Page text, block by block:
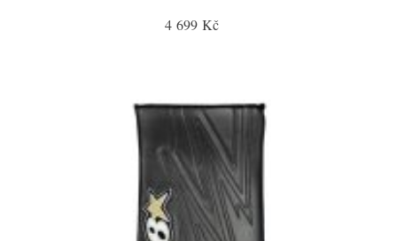
4 699 Kč